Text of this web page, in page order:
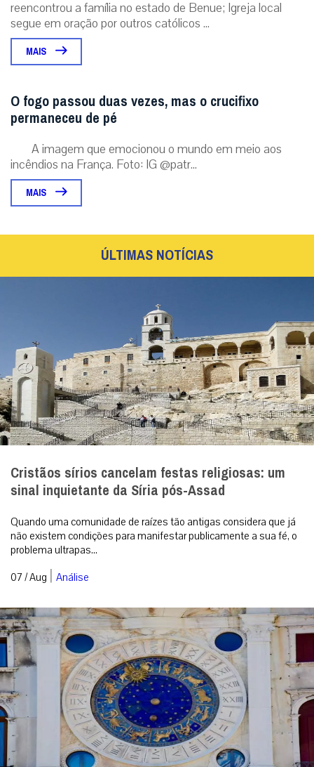
reencontrou a família no estado de Benue; Igreja local
segue em oração por outros católicos ...
MAIS
O fogo passou duas vezes, mas o crucifixo
permaneceu de pé
A imagem que emocionou o mundo em meio aos
incêndios na França. Foto: IG @patr...
MAIS
ÚLTIMAS NOTÍCIAS
Cristãos sírios cancelam festas religiosas: um
sinal inquietante da Síria pós-Assad
Quando uma comunidade de raízes tão antigas considera que já
não existem condições para manifestar publicamente a sua fé, o
problema ultrapas...
07 / Aug | Análise